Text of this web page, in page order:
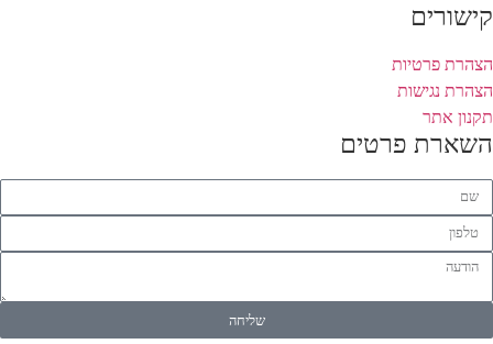
קישורים
הצהרת פרטיות
הצהרת נגישות
תקנון אתר
השארת פרטים
שליחה